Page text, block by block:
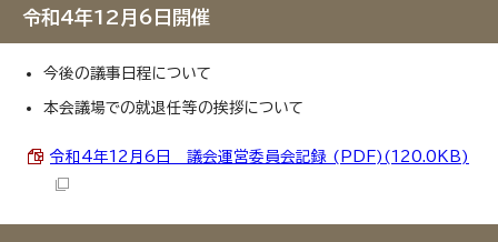
令和4年12月6日開催
今後の議事日程について
本会議場での就退任等の挨拶について
令和4年12月6日 議会運営委員会記録 (PDF)(120.0KB)